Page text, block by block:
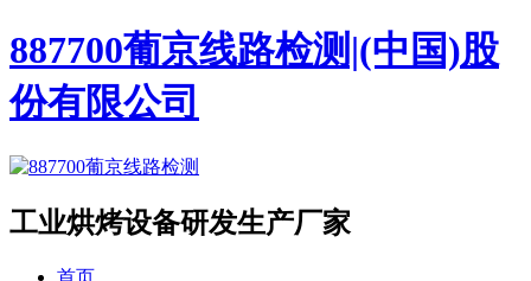
887700葡京线路检测|(中国)股
份有限公司
工业烘烤设备研发生产厂家
首页